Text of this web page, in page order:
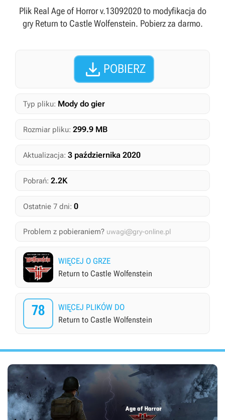
Plik Real Age of Horror v.13092020 to modyfikacja do
gry Return to Castle Wolfenstein. Pobierz za darmo.
 POBIERZ
Typ pliku: Mody do gier
Rozmiar pliku: 299.9 MB
Aktualizacja: 3 października 2020
Pobrań: 2.2K
Ostatnie 7 dni: 0
Problem z pobieraniem? uwagi@gry-online.pl
WIĘCEJ O GRZE
Return to Castle Wolfenstein
78
WIĘCEJ PLIKÓW DO
Return to Castle Wolfenstein